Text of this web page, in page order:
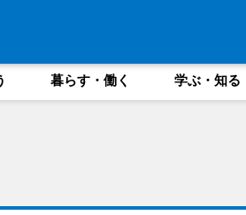
暮らす・働く 学ぶ・知る